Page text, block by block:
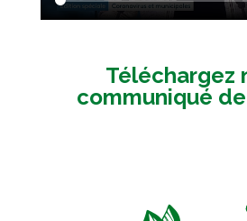
Téléchargez
communiqué